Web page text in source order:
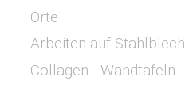
Orte
Arbeiten auf Stahlblech
Collagen - Wandtafeln